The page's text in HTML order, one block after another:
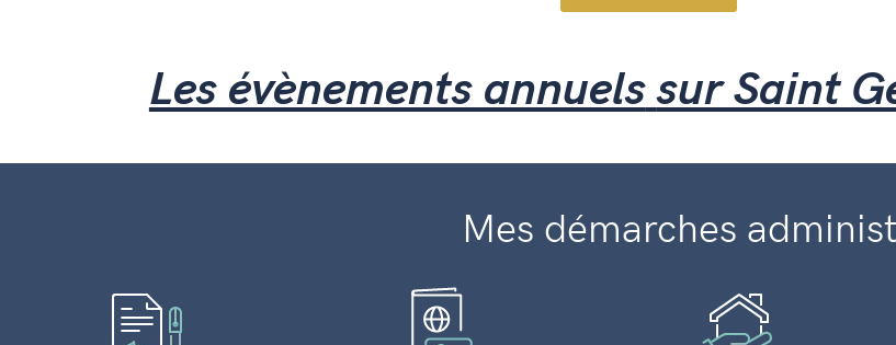
Les évènements annuelssur Saint
Mes démarches